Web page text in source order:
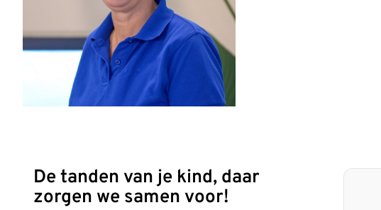
De tanden van je kind, daar
zorgen we samen voor!